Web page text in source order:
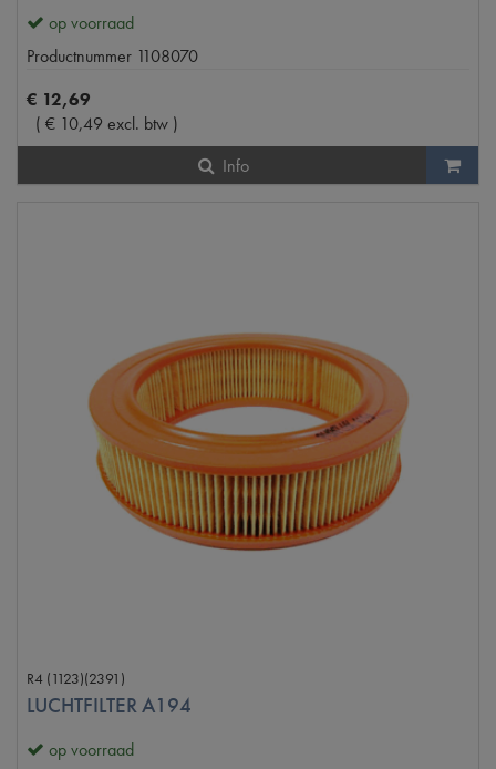
op voorraad
Productnummer 1108070
€ 12,69
( € 10,49 excl. btw )
Info
R4 (1123)(2391)
LUCHTFILTER A194
op voorraad